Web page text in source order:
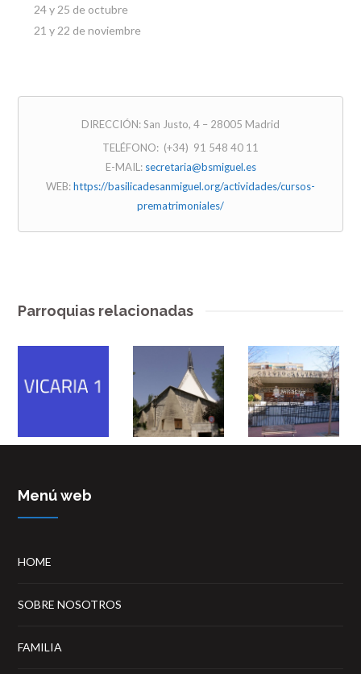
24 y 25 de octubre
21 y 22 de noviembre
DIRECCIÓN: San Justo, 4 – 28005 Madrid
TELÉFONO: (+34) 91 548 40 11
E-MAIL: secretaria@bsmiguel.es
WEB:https://basilicadesanmiguel.org/actividades/cursos-
prematrimoniales/
Parroquias relacionadas
Menú web
HOME
SOBRE NOSOTROS
FAMILIA